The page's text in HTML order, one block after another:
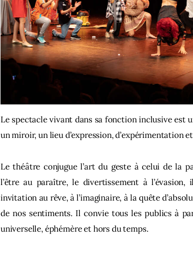
Le spectacle vivant dans sa fonction inclusive est
un miroir, un lieu d’expression, d’expérimentation
Le théâtre conjugue l’art du geste à celui de la
l’être au paraître, le divertissement à l’évasion,
invitation au rêve, à l’imaginaire, à la quête
de nos sentiments. Il convie tous les publics à
universelle, éphémère et hors du temps.